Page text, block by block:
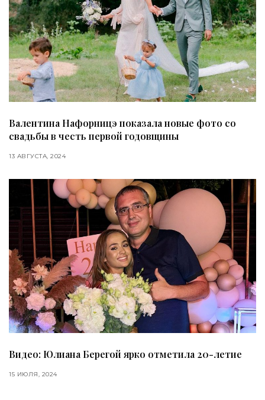
Валентина Нафорницэ показала новые фото со
свадьбы в честь первой годовщины
13 АВГУСТА, 2024
Видео: Юлиана Берегой ярко отметила 20-летие
15 ИЮЛЯ, 2024